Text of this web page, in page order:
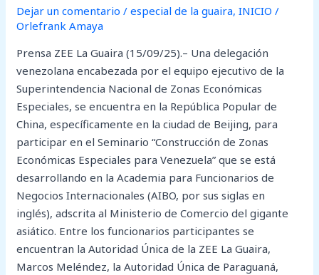
Dejar un comentario /especial de la guaira,INICIO /
Orlefrank Amaya
Prensa ZEE La Guaira (15/09/25).– Una delegación
venezolana encabezada por el equipo ejecutivo de la
Superintendencia Nacional de Zonas Económicas
Especiales, se encuentra en la República Popular de
China, específicamente en la ciudad de Beijing, para
participar en el Seminario “Construcción de Zonas
Económicas Especiales para Venezuela” que se está
desarrollando en la Academia para Funcionarios de
Negocios Internacionales (AIBO, por sus siglas en
inglés), adscrita al Ministerio de Comercio del gigante
asiático. Entre los funcionarios participantes se
encuentran la Autoridad Única de la ZEE La Guaira,
Marcos Meléndez, la Autoridad Única de Paraguaná,